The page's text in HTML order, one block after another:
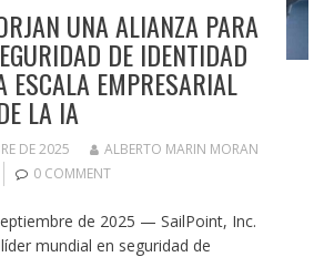
UNA ALIANZA PARA
DE IDENTIDAD
ESCALA EMPRESARIAL
LA IA
DE 2025
ALBERTO MARIN MORAN
0 COMMENT
de 2025 — SailPoint, Inc.
mundial en seguridad de